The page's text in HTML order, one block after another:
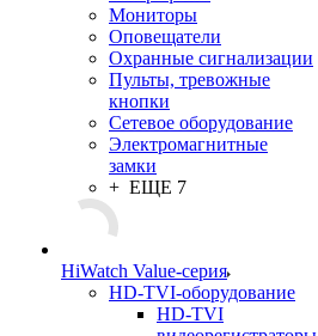
Мониторы
Оповещатели
Охранные сигнализации
Пульты, тревожные
кнопки
Сетевое оборудование
Электромагнитные
замки
+ ЕЩЕ 7
HiWatch Value-серия
HD-TVI-оборудование
HD-TVI